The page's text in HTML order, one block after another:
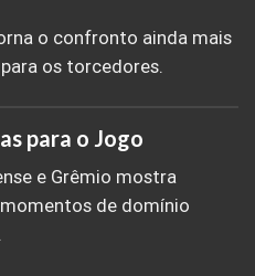
o confronto ainda mais
os torcedores.
para o Jogo
e Grêmio mostra
de domínio